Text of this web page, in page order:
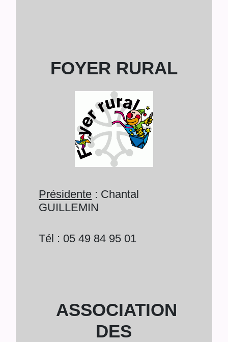
FOYER RURAL
Présidente : Chantal
GUILLEMIN
Tél : 05 49 84 95 01
ASSOCIATION
DES